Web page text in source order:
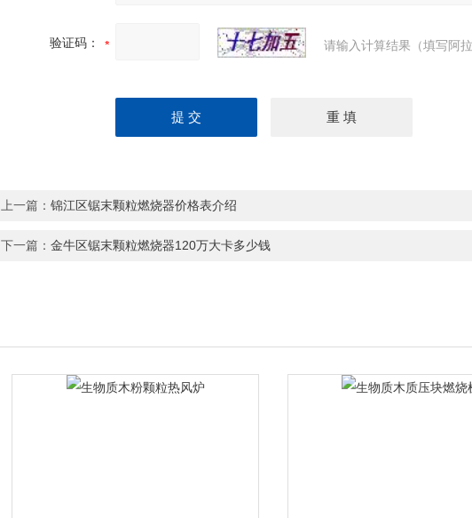
验证码： 请输入计算结果（填写阿
上一篇：锦江区锯末颗粒燃烧器价格表介绍
下一篇：金牛区锯末颗粒燃烧器120万大卡多少钱